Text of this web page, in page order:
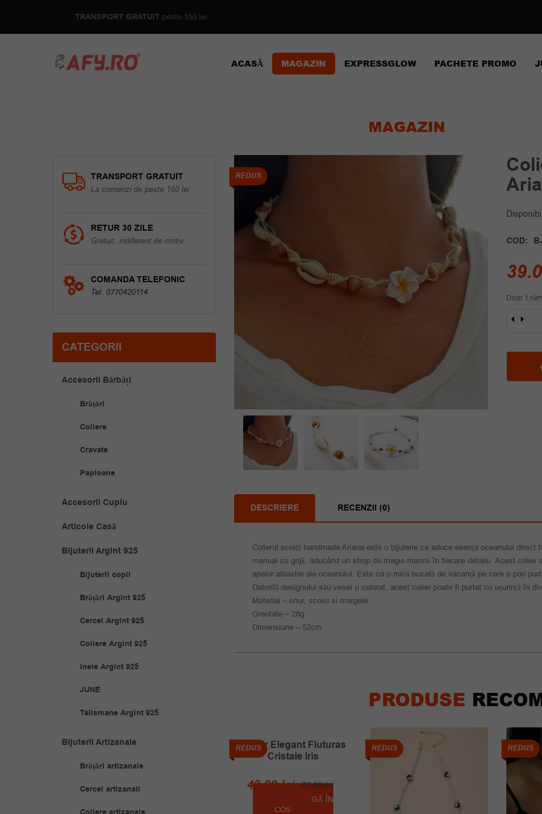
TRANSPORT GRATUIT peste 150 lei
ACASĂ MAGAZIN EXPRESSGLOW PACHETE PROMO
MAGAZIN
REDUS
COD:
Doar 1
Colier
DESCRIERE RECENZII (0)
Colierul scoici handmade Ariana este o bijuterie ce aduce esența oceanului
manual cu grijă, aducând un strop de magie marină în fiecare detaliu. Acest
apelor albastre ale oceanului. Este ca o mică bucată de vacanță pe care o poți
Datorită designului său vesel și colorat, acest colier poate fi purtat cu ușurință în
Material – snur, scoici si margele
Greutate – 28g
Dimensiune – 52cm
PRODUSE
REDUS REDUS
Colier Elegant Fluturas
Cristale Iris
70.00lei
Prețul
inițial
49.00leiPrețul
curent
ADAUGĂ ÎN
COȘ
REDUS REDUS
TRANSPORT GRATUIT
La comenzi de peste 150 lei
RETUR 30 ZILE
Gratuit, indiferent de motiv
COMANDA TELEFONIC
Tel. 0770420114
CATEGORII
Accesorii Bărbăți
Brățări
Coliere
Cravate
Papioane
Accesorii Cuplu
Articole Casă
Bijuterii Argint 925
Bijuterii copii
Brățări Argint 925
Cercei Argint 925
Coliere Argint 925
Inele Argint 925
JUNE
Talismane Argint 925
Bijuterii Artizanale
Brățări artizanale
Cercei artizanali